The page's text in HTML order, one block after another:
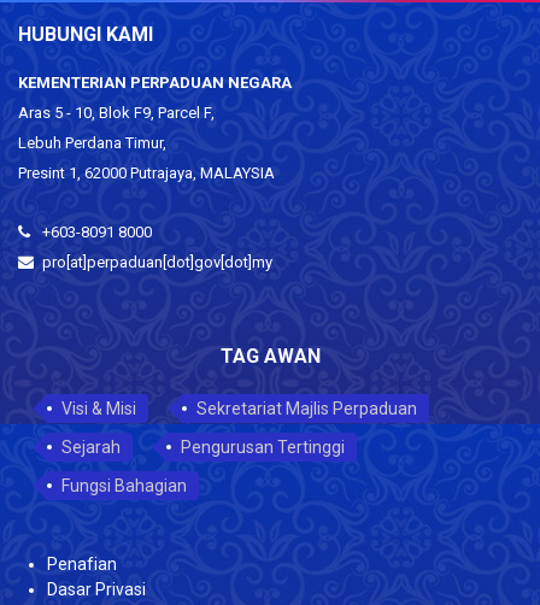
HUBUNGI KAMI
KEMENTERIAN PERPADUAN NEGARA
Aras 5 - 10, Blok F9, Parcel F,
Lebuh Perdana Timur,
Presint 1, 62000 Putrajaya, MALAYSIA
+603-8091 8000
pro[at]perpaduan[dot]gov[dot]my
TAG AWAN
Visi & Misi
Sekretariat Majlis Perpaduan
Sejarah
Pengurusan Tertinggi
Fungsi Bahagian
Penafian
Dasar Privasi